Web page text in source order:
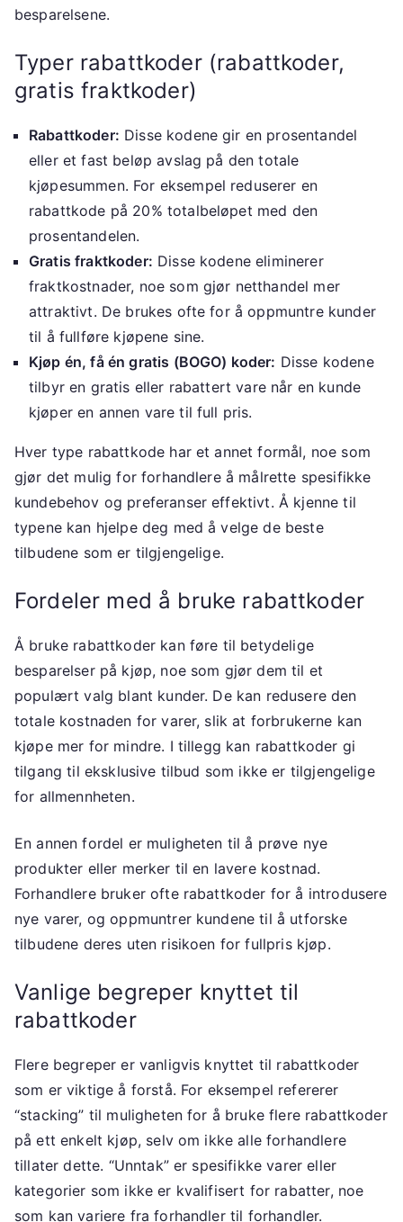
besparelsene.
Typer rabattkoder (rabattkoder,
gratis fraktkoder)
Rabattkoder: Disse kodene gir en prosentandel
eller et fast beløp avslag på den totale
kjøpesummen. For eksempel reduserer en
rabattkode på 20% totalbeløpet med den
prosentandelen.
Gratis fraktkoder: Disse kodene eliminerer
fraktkostnader, noe som gjør netthandel mer
attraktivt. De brukes ofte for å oppmuntre kunder
til å fullføre kjøpene sine.
Kjøp én, få én gratis (BOGO) koder: Disse kodene
tilbyr en gratis eller rabattert vare når en kunde
kjøper en annen vare til full pris.
Hver type rabattkode har et annet formål, noe som
gjør det mulig for forhandlere å målrette spesifikke
kundebehov og preferanser effektivt. Å kjenne til
typene kan hjelpe deg med å velge de beste
tilbudene som er tilgjengelige.
Fordeler med å bruke rabattkoder
Å bruke rabattkoder kan føre til betydelige
besparelser på kjøp, noe som gjør dem til et
populært valg blant kunder. De kan redusere den
totale kostnaden for varer, slik at forbrukerne kan
kjøpe mer for mindre. I tillegg kan rabattkoder gi
tilgang til eksklusive tilbud som ikke er tilgjengelige
for allmennheten.
En annen fordel er muligheten til å prøve nye
produkter eller merker til en lavere kostnad.
Forhandlere bruker ofte rabattkoder for å introdusere
nye varer, og oppmuntrer kundene til å utforske
tilbudene deres uten risikoen for fullpris kjøp.
Vanlige begreper knyttet til
rabattkoder
Flere begreper er vanligvis knyttet til rabattkoder
som er viktige å forstå. For eksempel refererer
“stacking” til muligheten for å bruke flere rabattkoder
på ett enkelt kjøp, selv om ikke alle forhandlere
tillater dette. “Unntak” er spesifikke varer eller
kategorier som ikke er kvalifisert for rabatter, noe
som kan variere fra forhandler til forhandler.